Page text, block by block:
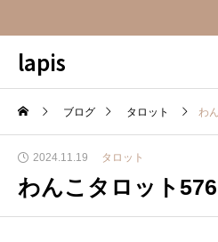
lapis
ブログ タロット わ
2024.11.19 タロット
わんこタロット576